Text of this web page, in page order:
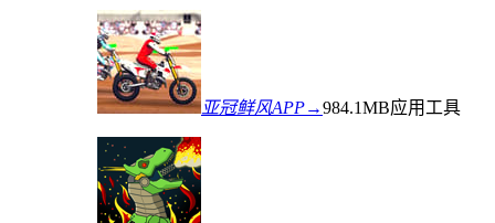
亚冠鲜风APP→984.1MB应用工具